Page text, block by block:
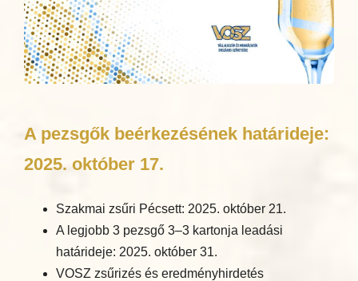
A pezsgők beérkezésének határideje:
2025. október 17.
Szakmai zsűri Pécsett: 2025. október 21.
A legjobb 3 pezsgő 3–3 kartonja leadási
határideje: 2025. október 31.
VOSZ zsűrizés és eredményhirdetés